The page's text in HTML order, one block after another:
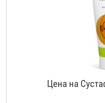
Цена на